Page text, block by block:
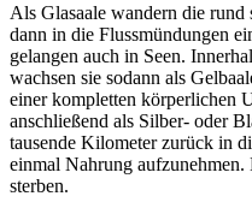
Als Glasaale wandern die rund
dann in die Flussmündungen
gelangen auch in Seen.
wachsen sie sodann als
einer kompletten körperlichen
anschließend als Silber- oder
tausende Kilometer zurück in
einmal Nahrung
sterben.